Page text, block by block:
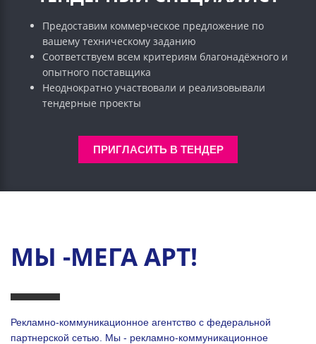
Предоставим коммерческое предложение по
вашему техническому заданию
Соответствуем всем критериям благонадёжного и
опытного поставщика
Неоднократно участвовали и реализовывали
тендерные проекты
ПРИГЛАСИТЬ В ТЕНДЕР
МЫ -МЕГА АРТ!
Рекламно-коммуникационное агентство с федеральной
партнерской сетью. Мы - рекламно-коммуникационное